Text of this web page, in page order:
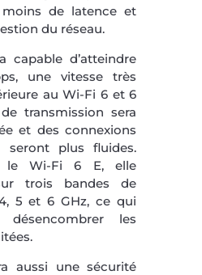
de latence et
du réseau.
capable d’atteindre
une vitesse très
au Wi-Fi 6 et 6
transmission sera
et des connexions
plus fluides.
le Wi-Fi 6 E, elle
trois bandes de
5 et 6 GHz, ce qui
les
aussi une sécurité